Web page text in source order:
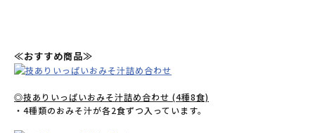
≪おすすめ商品≫
◎技ありいっぱいおみそ汁詰め合わせ (4種8食)
・4種類のおみそ汁が各2食ずつ入っています。